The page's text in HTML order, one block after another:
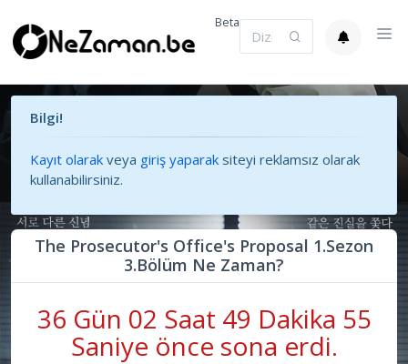
Beta
Bilgi!
Kayıt olarak veya giriş yaparak siteyi reklamsız olarak
kullanabilirsiniz.
The Prosecutor's Office's Proposal 1.Sezon
3.Bölüm Ne Zaman?
36 Gün 02 Saat 49 Dakika 55
Saniye önce sona erdi.